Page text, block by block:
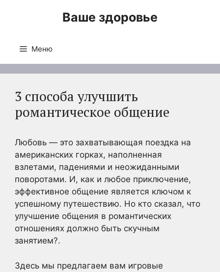
Ваше здоровье
Меню
3 способа улучшить
романтическое общение
Любовь — это захватывающая поездка на
американских горках, наполненная
взлетами, падениями и неожиданными
поворотами. И, как и любое приключение,
эффективное общение является ключом к
успешному путешествию. Но кто сказал, что
улучшение общения в романтических
отношениях должно быть скучным
занятием?.
Здесь мы предлагаем вам игровые